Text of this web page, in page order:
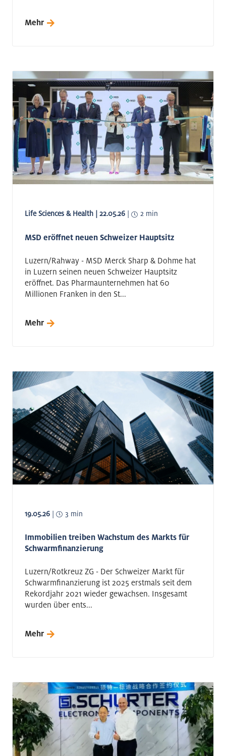
Mehr
Life Sciences & Health | 22.05.26 | 2 min
MSD eröffnet neuen Schweizer Hauptsitz
Luzern/Rahway - MSD Merck Sharp & Dohme hat
in Luzern seinen neuen Schweizer Hauptsitz
eröffnet. Das Pharmaunternehmen hat 60
Millionen Franken in den St...
Mehr
19.05.26 | 3 min
Immobilien treiben Wachstum des Markts für
Schwarmfinanzierung
Luzern/Rotkreuz ZG - Der Schweizer Markt für
Schwarmfinanzierung ist 2025 erstmals seit dem
Rekordjahr 2021 wieder gewachsen. Insgesamt
wurden über ents...
Mehr